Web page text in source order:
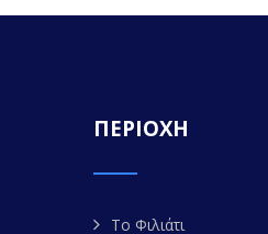
ΠΕΡΙΟΧΗ
Το Φιλιάτι